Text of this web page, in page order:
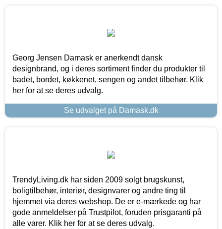
Georg Jensen Damask er anerkendt dansk
designbrand, og i deres sortiment finder du produkter til
badet, bordet, køkkenet, sengen og andet tilbehør. Klik
her for at se deres udvalg.
Se udvalget på Damask.dk
TrendyLiving.dk har siden 2009 solgt brugskunst,
boligtilbehør, interiør, designvarer og andre ting til
hjemmet via deres webshop. De er e-mærkede og har
gode anmeldelser på Trustpilot, foruden prisgaranti på
alle varer. Klik her for at se deres udvalg.